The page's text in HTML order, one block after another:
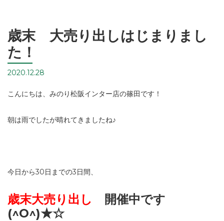
歳末 大売り出しはじまりまし
た！
2020.12.28
こんにちは、みのり松阪インター店の篠田です！
朝は雨でしたが晴れてきましたね♪
今日から30日までの3日間、
歳末大売り出し
開催中です
(^O^)★☆